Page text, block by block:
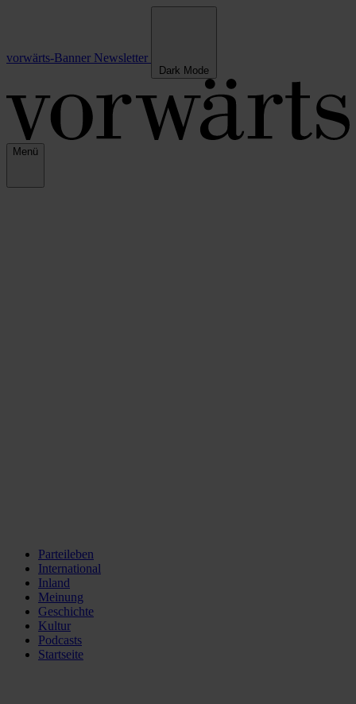
vorwärts-Banner Newsletter
Dark Mode
Menü
Parteileben
International
Inland
Meinung
Geschichte
Kultur
Podcasts
Startseite